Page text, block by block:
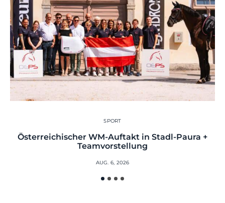
SPORT
Österreichischer WM-Auftakt in Stadl-Paura +
Teamvorstellung
AUG. 6, 2026